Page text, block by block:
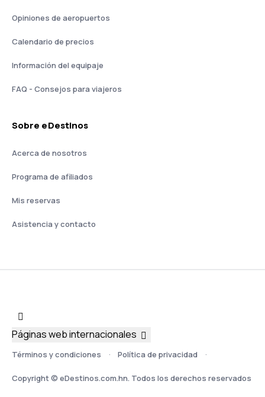
Opiniones de aeropuertos
Calendario de precios
Información del equipaje
FAQ - Consejos para viajeros
Sobre eDestinos
Acerca de nosotros
Programa de afiliados
Mis reservas
Asistencia y contacto
Términos y condiciones Política de privacidad
Copyright © eDestinos.com.hn. Todos los derechos reservados
Páginas web internacionales